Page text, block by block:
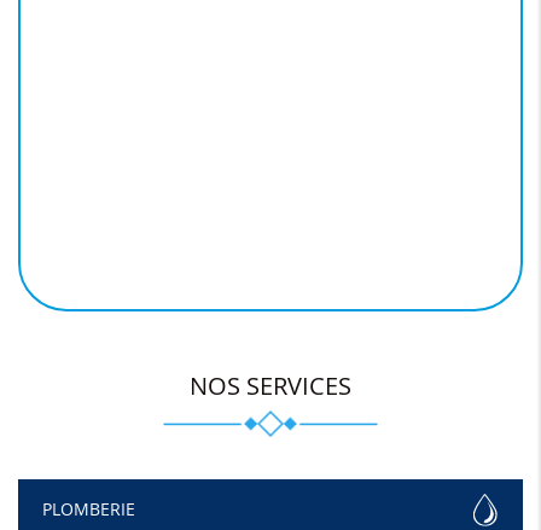
NOS SERVICES
PLOMBERIE